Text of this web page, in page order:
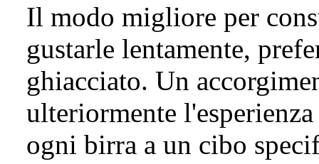
Il modo migliore per
gustarle lentamente,
ghiacciato. Un
ulteriormente
ogni birra a un cibo